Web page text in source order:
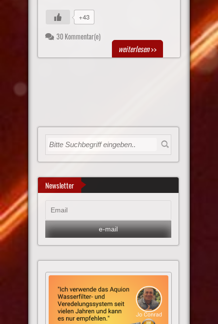
+43
30 Kommentar(e)
weiterlesen>>
Newsletter